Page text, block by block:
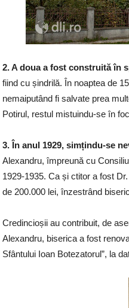
2. A doua a fost construită în
fiind cu șindrilă. În noaptea de
nemaiputând fi salvate prea
Potirul, restul mistuindu-se în
3. În anul 1929, simțindu-se
Alexandru, împreună cu
1929-1935. Ca și ctitor a fost
de 200.000 lei, înzestrând
Credincioșii au contribuit, de
Alexandru, biserica a fost
Sfântului Ioan Botezatorul”, la